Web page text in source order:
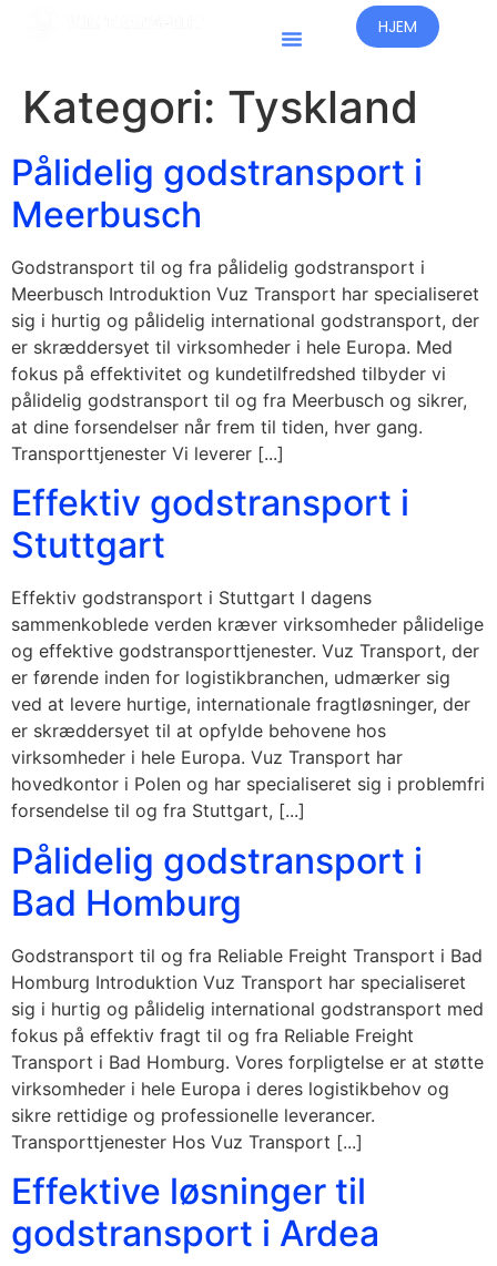
HJEM
Kategori: Tyskland
Pålidelig godstransport i
Meerbusch
Godstransport til og fra pålidelig godstransport i
Meerbusch Introduktion Vuz Transport har specialiseret
sig i hurtig og pålidelig international godstransport, der
er skræddersyet til virksomheder i hele Europa. Med
fokus på effektivitet og kundetilfredshed tilbyder vi
pålidelig godstransport til og fra Meerbusch og sikrer,
at dine forsendelser når frem til tiden, hver gang.
Transporttjenester Vi leverer [...]
Effektiv godstransport i
Stuttgart
Effektiv godstransport i Stuttgart I dagens
sammenkoblede verden kræver virksomheder pålidelige
og effektive godstransporttjenester. Vuz Transport, der
er førende inden for logistikbranchen, udmærker sig
ved at levere hurtige, internationale fragtløsninger, der
er skræddersyet til at opfylde behovene hos
virksomheder i hele Europa. Vuz Transport har
hovedkontor i Polen og har specialiseret sig i problemfri
forsendelse til og fra Stuttgart, [...]
Pålidelig godstransport i
Bad Homburg
Godstransport til og fra Reliable Freight Transport i Bad
Homburg Introduktion Vuz Transport har specialiseret
sig i hurtig og pålidelig international godstransport med
fokus på effektiv fragt til og fra Reliable Freight
Transport i Bad Homburg. Vores forpligtelse er at støtte
virksomheder i hele Europa i deres logistikbehov og
sikre rettidige og professionelle leverancer.
Transporttjenester Hos Vuz Transport [...]
Effektive løsninger til
godstransport i Ardea